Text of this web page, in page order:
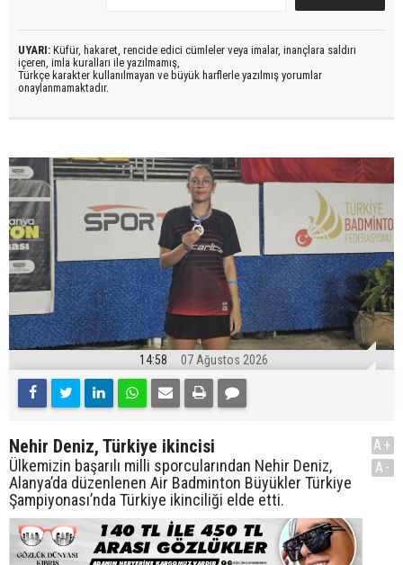
UYARI: Küfür, hakaret, rencide edici cümleler veya imalar, inançlara saldırı
içeren, imla kuralları ile yazılmamış,
Türkçe karakter kullanılmayan ve büyük harflerle yazılmış yorumlar
onaylanmamaktadır.
14:58 07 Ağustos 2026
Nehir Deniz, Türkiye ikincisi
Ülkemizin başarılı milli sporcularından Nehir Deniz,
Alanya’da düzenlenen Air Badminton Büyükler Türkiye
Şampiyonası’nda Türkiye ikinciliği elde etti.
A+
A-